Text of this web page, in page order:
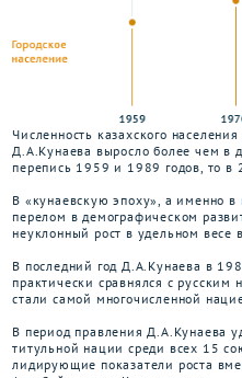
Численность казахского
Д.А.Кунаева выросло более чем в
перепись 1959 и 1989 годов, то в
В «кунаевскую эпоху», а именно
перелом в демографическом
неуклонный рост в удельном весе
В последний год Д.А.Кунаева в
практически сравнялся с
стали самой многочисленной
В период правления Д.А.Кунаева
титульной нации среди всех 15
лидирующие показатели роста